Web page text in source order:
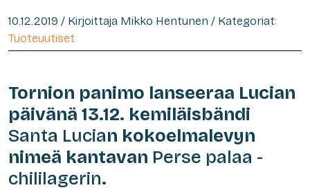
10.12.2019 / Kirjoittaja Mikko Hentunen / Kategoriat:
Tuoteuutiset
Tornion panimo lanseeraa Lucian
päivänä 13.12. kemiläisbändi
Santa Lucian kokoelmalevyn
nimeä kantavan Perse palaa -
chililagerin.